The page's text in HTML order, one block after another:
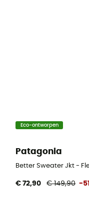
Eco-ontworpen
Patagonia
Better Sweater Jkt -
€ 72,90 € 149,90 -